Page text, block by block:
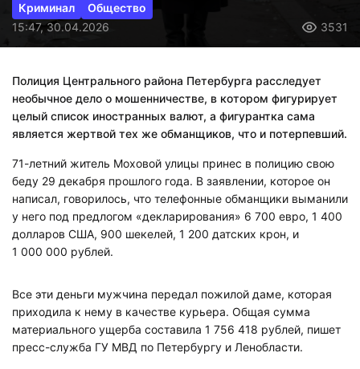
Криминал
Общество
15:47, 30.04.2026
3531
Полиция Центрального района Петербурга расследует
необычное дело о мошенничестве, в котором фигурирует
целый список иностранных валют, а фигурантка сама
является жертвой тех же обманщиков, что и потерпевший.
71-летний житель Моховой улицы принес в полицию свою
беду 29 декабря прошлого года. В заявлении, которое он
написал, говорилось, что телефонные обманщики выманили
у него под предлогом «декларирования» 6 700 евро, 1 400
долларов США, 900 шекелей, 1 200 датских крон, и
1 000 000 рублей.
Все эти деньги мужчина передал пожилой даме, которая
приходила к нему в качестве курьера. Общая сумма
материального ущерба составила 1 756 418 рублей, пишет
пресс-служба ГУ МВД по Петербургу и Ленобласти.